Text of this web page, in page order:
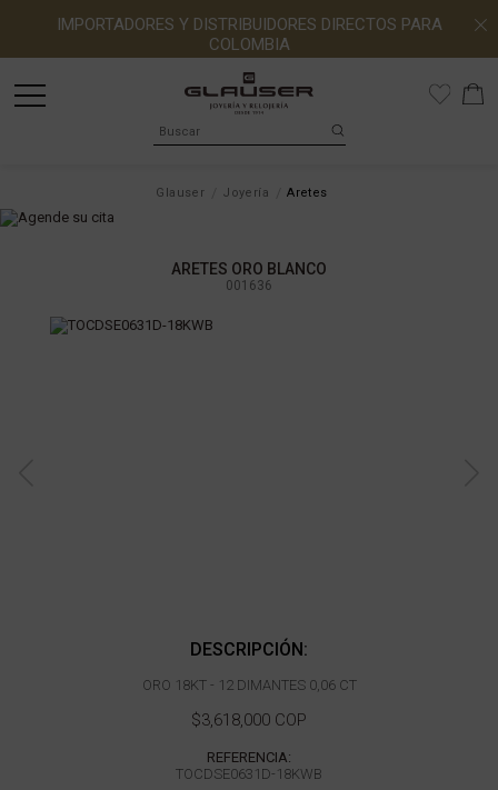
IMPORTADORES Y DISTRIBUIDORES DIRECTOS PARA
COLOMBIA
Glauser Joyería Aretes
ARETES ORO BLANCO
001636
DESCRIPCIÓN:
ORO 18KT - 12 DIMANTES 0,06 CT
$3,618,000 COP
REFERENCIA:
TOCDSE0631D-18KWB